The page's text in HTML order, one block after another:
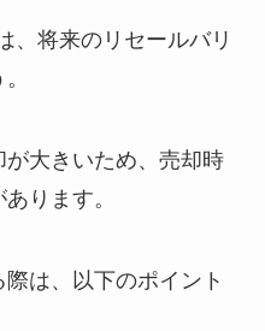
、将来のリセールバリ
大きいため、売却時
ります。
は、以下のポイント